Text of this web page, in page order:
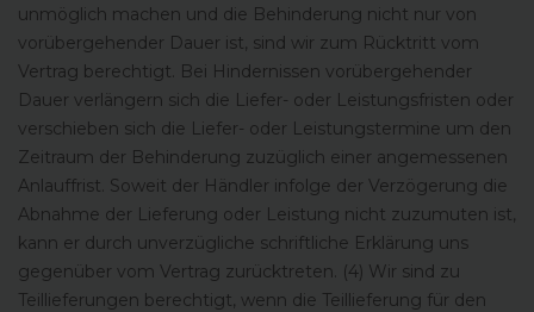
unmöglich machen und die Behinderung nicht nur von
vorübergehender Dauer ist, sind wir zum Rücktritt vom
Vertrag berechtigt. Bei Hindernissen vorübergehender
Dauer verlängern sich die Liefer- oder Leistungsfristen oder
verschieben sich die Liefer- oder Leistungstermine um den
Zeitraum der Behinderung zuzüglich einer angemessenen
Anlauffrist. Soweit der Händler infolge der Verzögerung die
Abnahme der Lieferung oder Leistung nicht zuzumuten ist,
kann er durch unverzügliche schriftliche Erklärung uns
gegenüber vom Vertrag zurücktreten. (4) Wir sind zu
Teillieferungen berechtigt, wenn die Teillieferung für den